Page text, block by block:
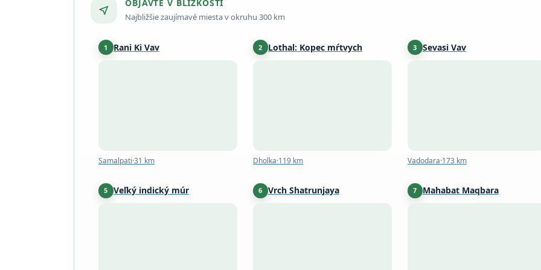
near_me
OBJAVTE V BLÍZKOSTI
Najbližšie zaujímavé miesta v okruhu 300 km
1 Rani Ki Vav
Samalpati·31 km
2 Lothal: Kopec mŕtvych
Dholka·119 km
3 Sevasi Vav
Vadodara·173 km
5 Veľký indický múr 6 Vrch Shatrunjaya 7 Mahabat Maqbara